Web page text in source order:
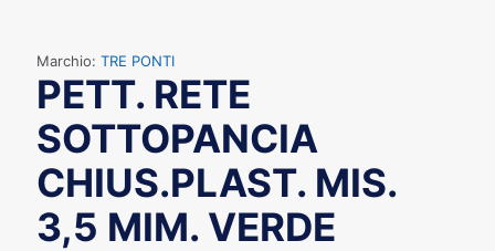
Marchio: TRE PONTI
PETT. RETE
SOTTOPANCIA
CHIUS.PLAST. MIS.
3,5 MIM. VERDE